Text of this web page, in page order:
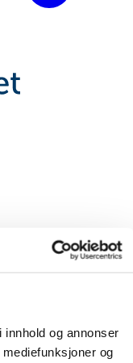
og annonser
og